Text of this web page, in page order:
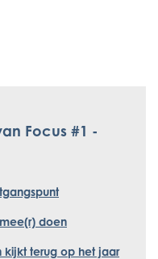
Focus #1 -
doen
kijkt terug op het jaar